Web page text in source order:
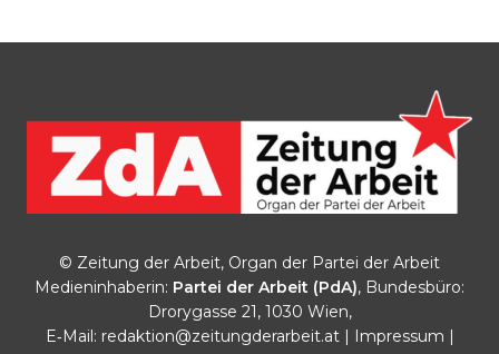
© Zeitung der Arbeit, Organ der Partei der Arbeit
Medieninhaberin: Partei der Arbeit (PdA), Bundesbüro:
Drorygasse 21, 1030 Wien,
E‑Mail: redaktion@zeitungderarbeit.at| Impressum |